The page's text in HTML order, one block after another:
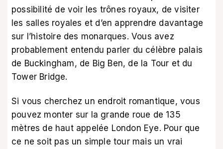
possibilité de voir les trônes royaux, de visiter
les salles royales et d’en apprendre davantage
sur l’histoire des monarques. Vous avez
probablement entendu parler du célèbre palais
de Buckingham, de Big Ben, de la Tour et du
Tower Bridge.
Si vous cherchez un endroit romantique, vous
pouvez monter sur la grande roue de 135
mètres de haut appelée London Eye. Pour que
ce ne soit pas un simple tour mais un vrai